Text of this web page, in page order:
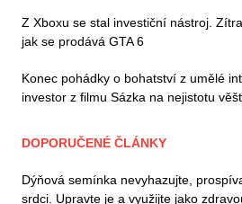
Z Xboxu se stal investiční nástroj.
jak se prodává GTA 6
Konec pohádky o bohatství z umělé
investor z filmu Sázka na nejistotu
DOPORUČENÉ ČLÁNKY
Dýňová semínka nevyhazujte,
srdci. Upravte je a využijte jako